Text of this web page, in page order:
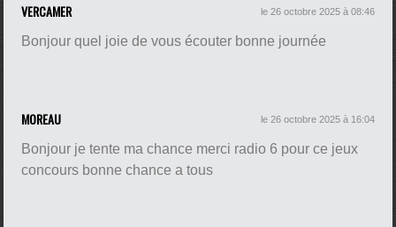
VERCAMER le 26 octobre 2025 à 08:46
Bonjour quel joie de vous écouter bonne journée
MOREAU le 26 octobre 2025 à 16:04
Bonjour je tente ma chance merci radio 6 pour ce jeux
concours bonne chance a tous